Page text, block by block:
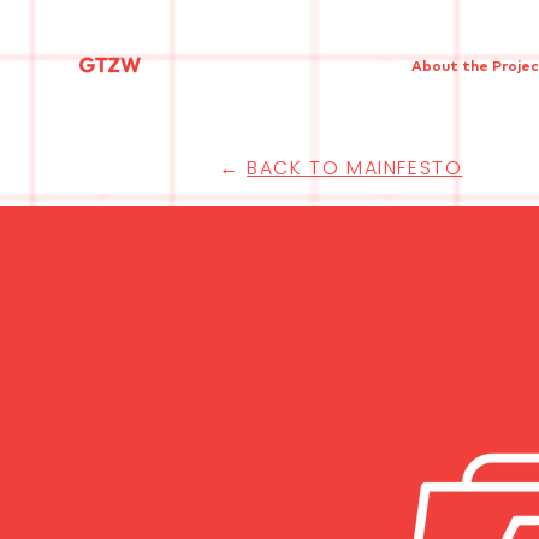
About the
←BACK TO MAINFESTO